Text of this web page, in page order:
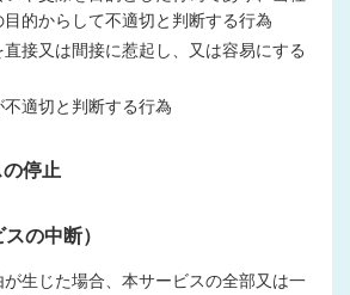
的からして不適切と判断する行為
接又は間接に惹起し、又は容易にする
適切と判断する行為
停止
の中断）
生じた場合、本サービスの全部又は一